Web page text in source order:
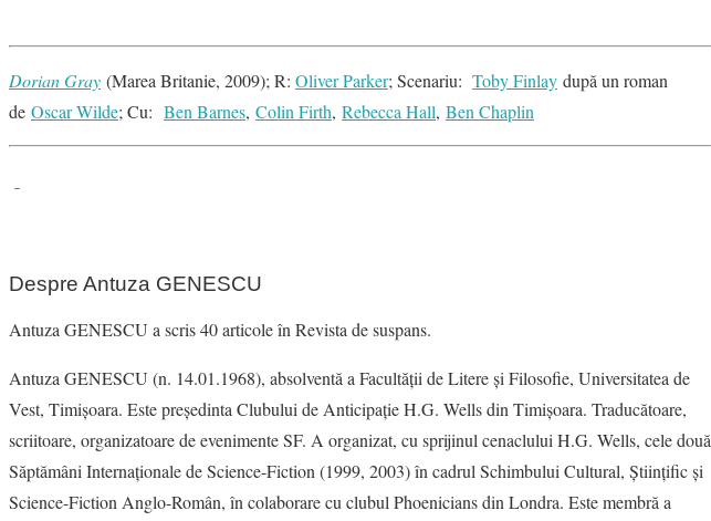
Dorian Gray (Marea Britanie, 2009); R: Oliver Parker; Scenariu: Toby Finlay după un roman
de Oscar Wilde; Cu: Ben Barnes, Colin Firth, Rebecca Hall, Ben Chaplin
Despre Antuza GENESCU
Antuza GENESCU a scris 40 articole în Revista de suspans.
Antuza GENESCU (n. 14.01.1968), absolventă a Facultăţii de Litere şi Filosofie, Universitatea de
Vest, Timişoara. Este preşedinta Clubului de Anticipaţie H.G. Wells din Timişoara. Traducătoare,
scriitoare, organizatoare de evenimente SF. A organizat, cu sprijinul cenaclului H.G. Wells, cele două
Săptămâni Internaţionale de Science-Fiction (1999, 2003) în cadrul Schimbului Cultural, Ştiinţific şi
Science-Fiction Anglo-Român, în colaborare cu clubul Phoenicians din Londra. Este membră a